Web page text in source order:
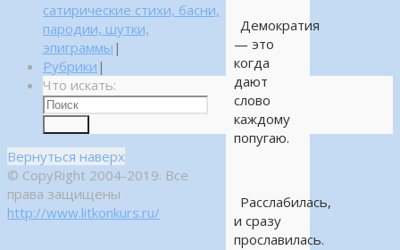
Демократия
— это
когда
дают
слово
каждому
попугаю.
Расслабилась,
и сразу
прославилась.
сатирические стихи, басни,
пародии, шутки,
эпиграммы |
Рубрики |
Что искать:
Вернуться наверх
© CopyRight 2004-2019. Все
права защищены
http://www.litkonkurs.ru/